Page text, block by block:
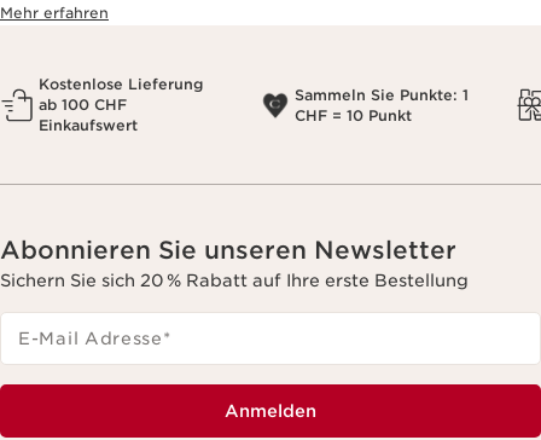
Mehr erfahren
Kostenlose Lieferung
ab 100 CHF
Einkaufswert
Sammeln Sie Punkte: 1
CHF = 10 Punkt
Abonnieren Sie unseren Newsletter
Sichern Sie sich 20 % Rabatt auf Ihre erste Bestellung
E-Mail Adresse*
Anmelden